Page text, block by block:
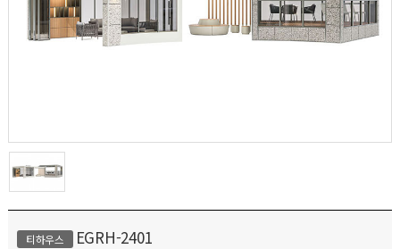
티하우스 EGRH-2401